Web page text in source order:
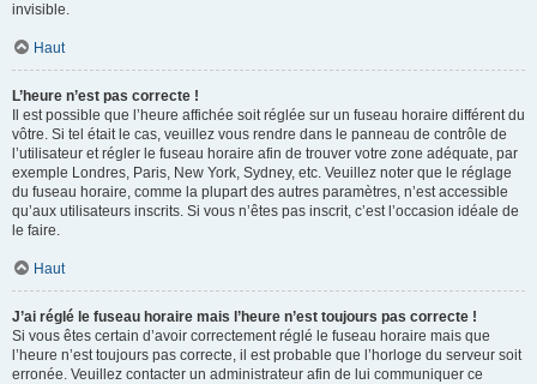
invisible.
Haut
L’heure n’est pas correcte !
Il est possible que l’heure affichée soit réglée sur un fuseau horaire différent du
vôtre. Si tel était le cas, veuillez vous rendre dans le panneau de contrôle de
l’utilisateur et régler le fuseau horaire afin de trouver votre zone adéquate, par
exemple Londres, Paris, New York, Sydney, etc. Veuillez noter que le réglage
du fuseau horaire, comme la plupart des autres paramètres, n’est accessible
qu’aux utilisateurs inscrits. Si vous n’êtes pas inscrit, c’est l’occasion idéale de
le faire.
Haut
J’ai réglé le fuseau horaire mais l’heure n’est toujours pas correcte !
Si vous êtes certain d’avoir correctement réglé le fuseau horaire mais que
l’heure n’est toujours pas correcte, il est probable que l’horloge du serveur soit
erronée. Veuillez contacter un administrateur afin de lui communiquer ce